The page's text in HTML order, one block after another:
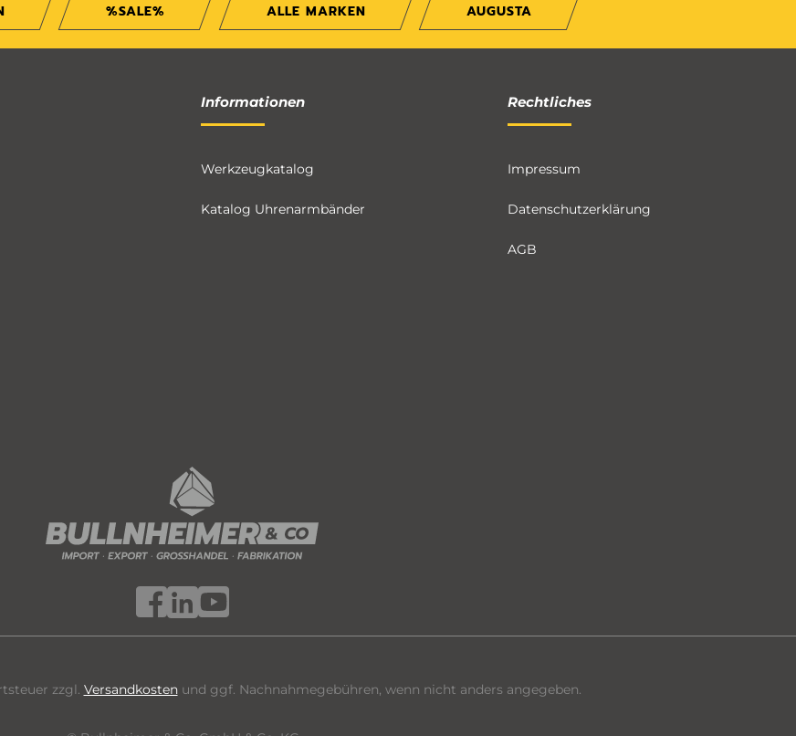
%SALE% ALLE MARKEN AUGUSTA
Informationen
Werkzeugkatalog
Katalog Uhrenarmbänder
Rechtliches
Impressum
Datenschutzerklärung
AGB
zzgl. Versandkostenund ggf. Nachnahmegebühren, wenn nicht anders angegeben.